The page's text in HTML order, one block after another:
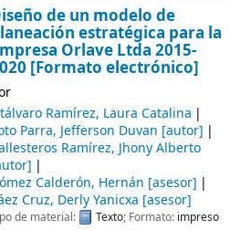
de un modelo de
estratégica para la
Orlave Ltda 2015-
[Formato electrónico]
Ramírez, Laura Catalina
Parra, Jefferson Duvan [autor]
Ramírez, Jhony Alberto
Calderón, Hernán [asesor]
Cruz, Derly Yanicxa [asesor]
de material: Texto; Formato: impreso